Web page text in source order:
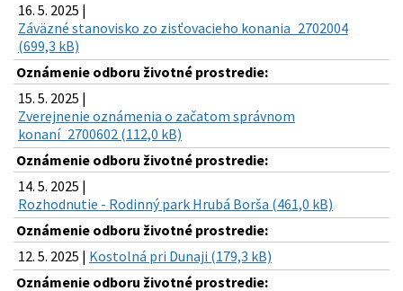
16. 5. 2025 |
Záväzné stanovisko zo zisťovacieho konania_2702004
(699,3 kB)
Oznámenie odboru životné prostredie:
15. 5. 2025 |
Zverejnenie oznámenia o začatom správnom
konaní_2700602 (112,0 kB)
Oznámenie odboru životné prostredie:
14. 5. 2025 |
Rozhodnutie - Rodinný park Hrubá Borša (461,0 kB)
Oznámenie odboru životné prostredie:
12. 5. 2025 | Kostolná pri Dunaji (179,3 kB)
Oznámenie odboru životné prostredie: